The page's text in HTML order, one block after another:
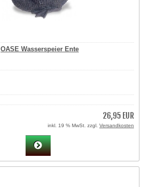
OASE Wasserspeier Ente
26,95 EUR
inkl. 19 % MwSt. zzgl. Versandkosten